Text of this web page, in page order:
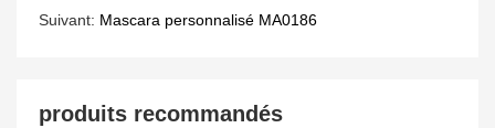
Suivant: Mascara personnalisé MA0186
produits recommandés